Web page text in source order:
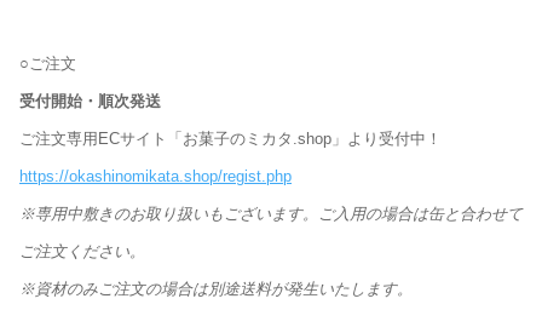
○ご注文
受付開始・順次発送
ご注文専用ECサイト「お菓子のミカタ.shop」より受付中！
https://okashinomikata.shop/regist.php
※専用中敷きのお取り扱いもございます。ご入用の場合は缶と合わせて
ご注文ください。
※資材のみご注文の場合は別途送料が発生いたします。